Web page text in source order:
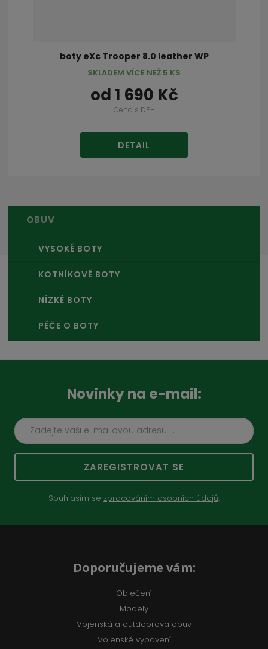
boty eXc Trooper 8.0 leather WP
od1 690 Kč
Cena s DPH
DETAIL
SKLADEM VÍCE NEŽ 5 KS
OBUV
VYSOKÉ BOTY
KOTNÍKOVÉ BOTY
NÍZKÉ BOTY
PÉČE O BOTY
Novinky na e-mail:
ZAREGISTROVAT SE
Souhlasím se zpracováním osobních údajů.
Doporučujeme vám:
Oblečení
Modely
Vojenská a outdoorová obuv
Vojenské vybavení